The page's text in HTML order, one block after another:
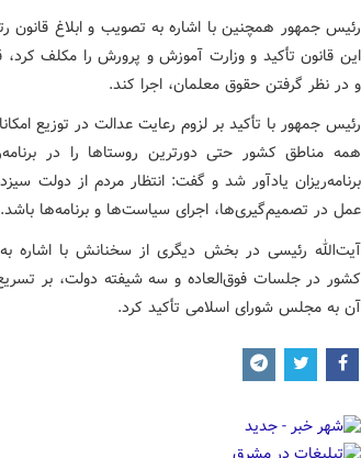
رئیس جمهور همچنین با اشاره به تصویب و ابلاغ قانون
این قانون تأکید و وزارت آموزش و پرورش را مکلف کرد،
و در نظر گرفتن حقوق معلمان، اجرا کند.
رئیس جمهور با تأکید بر لزوم رعایت عدالت در توزیع
همه مناطق کشور حتی دورترین روستاها را در
برنامه‌ریزان یادآور شد و گفت: انتظار مردم از دولت
عمل در تصمیم‌گیری‌ها، اجرای سیاست‌ها و برنامه‌ها باشد.
آیت‌الله رئیسی در بخش دیگری از سخنانش با اشاره
کشور در جلسات فوق‌العاده و سه شیفته دولت، بر
آن به مجلس شورای اسلامی تأکید کرد.